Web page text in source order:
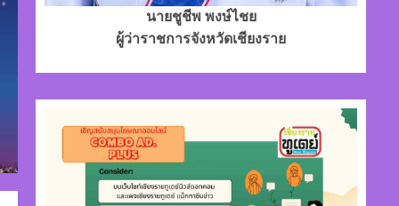
นายชูชีพ พงษ์ไชย
ผู้ว่าราชการจังหวัดเชียงราย